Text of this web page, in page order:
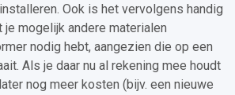
Ook is het vervolgens handig
mogelijk andere materialen
nodig hebt, aangezien die op een
Als je daar nu al rekening mee houdt
nog meer kosten (bijv. een nieuwe